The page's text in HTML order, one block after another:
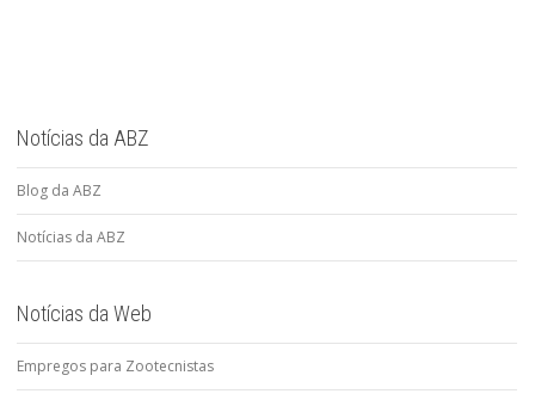
Notícias da ABZ
Blog da ABZ
Notícias da ABZ
Notícias da Web
Empregos para Zootecnistas